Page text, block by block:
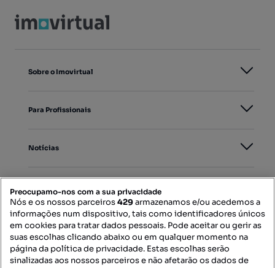
Sobre o Imovirtual
Para Profissionais
Notícias
Mapa do Site
Contacte-nos
Preocupamo-nos com a sua privacidade
Nós e os nossos parceiros429armazenamos e/ou acedemos a
informações num dispositivo, tais como identificadores únicos
em cookies para tratar dados pessoais. Pode aceitar ou gerir as
suas escolhas clicando abaixo ou em qualquer momento na
página da política de privacidade. Estas escolhas serão
sinalizadas aos nossos parceiros e não afetarão os dados de